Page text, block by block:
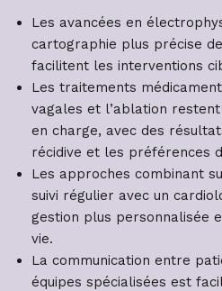
Les avancées en
cartographie plus précise
facilitent les interventions
Les traitements
vagales et l’ablation
en charge, avec des
récidive et les préférences
Les approches combinant
suivi régulier avec un
gestion plus personnalisée
vie.
La communication entre
équipes spécialisées est